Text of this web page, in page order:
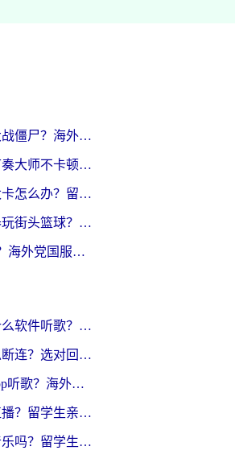
欧洲如何玩植物大战僵尸？海外党国服游戏加速避坑指南（附实测对比）
澳大利亚怎么玩节奏大师不卡顿？海外党国服游戏加速终极指南
国外打鸿图之下太卡怎么办？留学生亲测有效的国服游戏加速方案
日本用什么加速器玩街头篮球？海外党国服游戏不卡顿的终极攻略
外国人打刀塔2吗？海外党国服游戏加速避坑全攻略
中国人在国外用什么软件听歌？别再被地域限制卡脖子，这篇教你轻松解锁国内音乐库
在海外听网易云总断连？选对回国加速器，告别地区限制和卡顿
国外可以用那个app听歌？海外党亲测有效的回国加速方案，轻松听国内音乐听书
海外怎么看央视直播？留学生亲测：3步解决版权限制+追剧自由
国外能用网易云音乐吗？留学生亲测：3步解决海外听歌难题